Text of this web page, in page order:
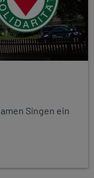
Singen ein